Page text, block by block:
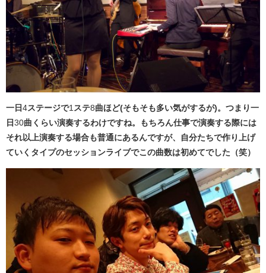
一日 4ステージで1 ステ8曲ほど(そもそも多い気がするが)。つまり一
日 30曲くらい演奏するわけですね。もちろん仕事で演奏する際には
それ以上演奏する場合も普通にあるんですが、自分たちで作り上げ
ていくタイプのセッションライブでこの曲数は初めてでした（笑）